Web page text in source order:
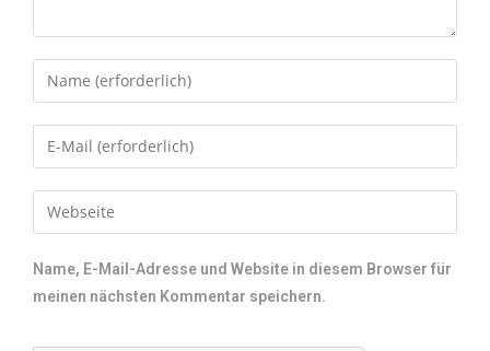
Name, E-Mail-Adresse und Website in diesem Browser für
meinen nächsten Kommentar speichern.